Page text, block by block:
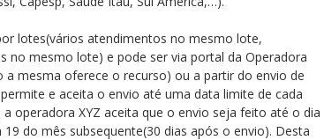
lotes(vários atendimentos no mesmo lote,
no mesmo lote) e pode ser via portal da Operadora
a mesma oferece o recurso) ou a partir do envio de
e aceita o envio até uma data limite de cada
operadora XYZ aceita que o envio seja feito até o dia
do mês subsequente(30 dias após o envio). Desta